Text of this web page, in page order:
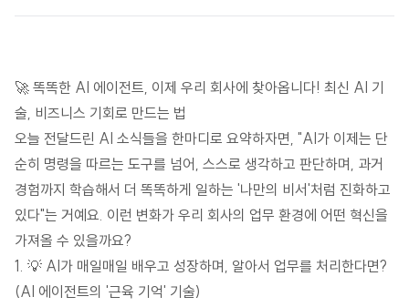
🚀 똑똑한 AI 에이전트, 이제 우리 회사에 찾아옵니다! 최신 AI 기
술, 비즈니스 기회로 만드는 법
오늘 전달드린 AI 소식들을 한마디로 요약하자면, "AI가 이제는 단
순히 명령을 따르는 도구를 넘어, 스스로 생각하고 판단하며, 과거
경험까지 학습해서 더 똑똑하게 일하는 '나만의 비서'처럼 진화하고
있다"는 거예요. 이런 변화가 우리 회사의 업무 환경에 어떤 혁신을
가져올 수 있을까요?
1. 💡 AI가 매일매일 배우고 성장하며, 알아서 업무를 처리한다면?
(AI 에이전트의 '근육 기억' 기술)